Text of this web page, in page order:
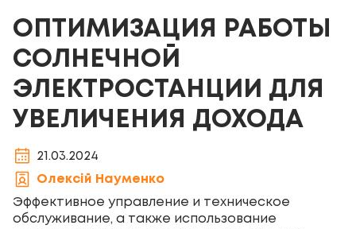
ОПТИМИЗАЦИЯ РАБОТЫ
СОЛНЕЧНОЙ
ЭЛЕКТРОСТАНЦИИ ДЛЯ
УВЕЛИЧЕНИЯ ДОХОДА
21.03.2024
Олексій Науменко
Эффективное управление и техническое
обслуживание, а также использование